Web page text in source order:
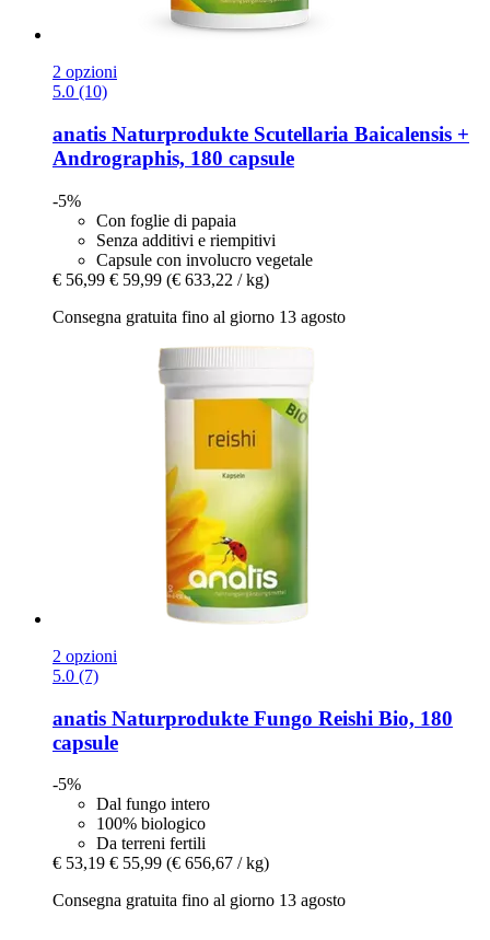
2 opzioni
5.0 (10)
anatis Naturprodukte Scutellaria Baicalensis +
Andrographis, 180 capsule
-5%
Con foglie di papaia
Senza additivi e riempitivi
Capsule con involucro vegetale
€ 56,99 € 59,99 (€ 633,22 / kg)
Consegna gratuita fino al giorno 13 agosto
2 opzioni
5.0 (7)
anatis Naturprodukte Fungo Reishi Bio, 180
capsule
-5%
Dal fungo intero
100% biologico
Da terreni fertili
€ 53,19 € 55,99 (€ 656,67 / kg)
Consegna gratuita fino al giorno 13 agosto